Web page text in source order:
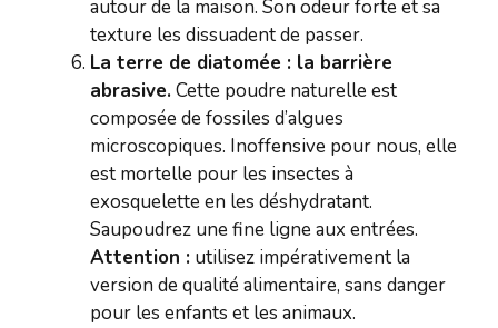
autour de la maison. Son odeur forte et sa
texture les dissuadent de passer.
La terre de diatomée : la barrière
abrasive.Cette poudre naturelle est
composée de fossiles d’algues
microscopiques. Inoffensive pour nous, elle
est mortelle pour les insectes à
exosquelette en les déshydratant.
Saupoudrez une fine ligne aux entrées.
Attention : utilisez impérativement la
version de qualité alimentaire, sans danger
pour les enfants et les animaux.